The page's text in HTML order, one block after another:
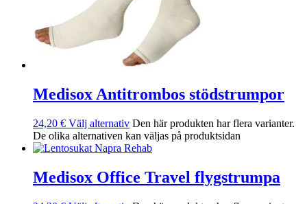
Medisox Antitrombos stödstrumpor
24,20 € Välj alternativ Den här produkten har flera varianter.
De olika alternativen kan väljas på produktsidan
Medisox Office Travel flygstrumpa